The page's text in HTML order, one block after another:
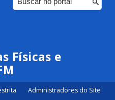
Participe
Canais
Físicas e
Administradores do Site